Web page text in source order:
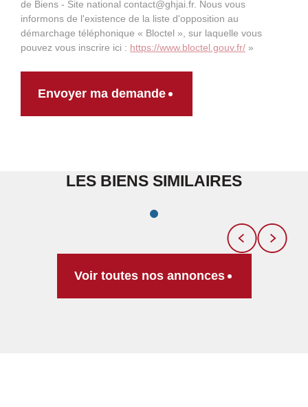
de Biens - Site national contact@ghjai.fr. Nous vous
informons de l'existence de la liste d'opposition au
démarchage téléphonique « Bloctel », sur laquelle vous
pouvez vous inscrire ici : https://www.bloctel.gouv.fr/ »
Envoyer ma demande
LES BIENS SIMILAIRES
Voir toutes nos annonces